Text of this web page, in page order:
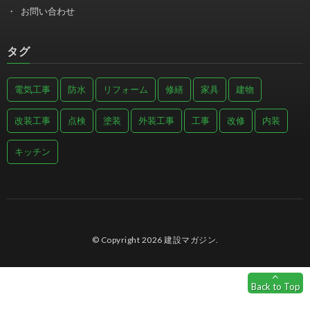
Back to Top
お問い合わせ
タグ
電気工事 防水 リフォーム 修繕 家具 建物
改装工事 点検 塗装 外装工事 工事 改修 内装
キッチン
© Copyright 2026 建設マガジン.